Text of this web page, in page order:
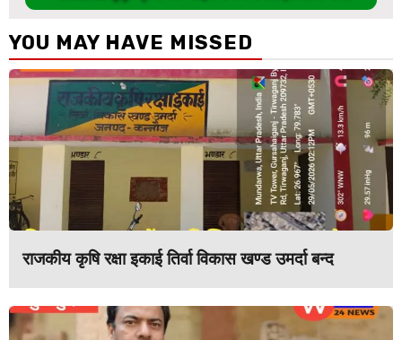
YOU MAY HAVE MISSED
राजकीय कृषि रक्षा इकाई तिर्वा विकास खण्ड उमर्दा बन्द